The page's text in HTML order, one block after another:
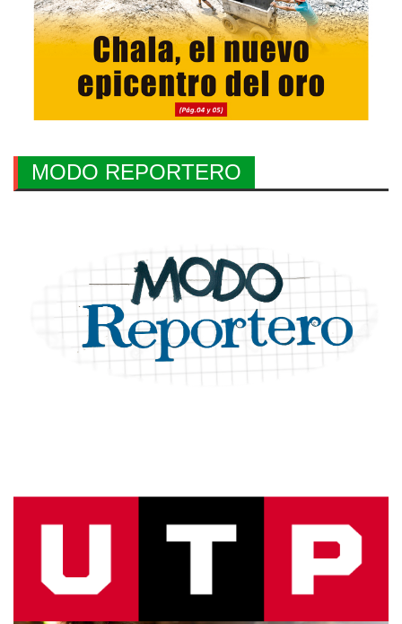
MODO REPORTERO